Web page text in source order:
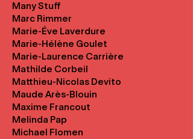
Many Stuff
Marc Rimmer
Marie-Éve Laverdure
Marie-Hélène Goulet
Marie-Laurence Carrière
Mathilde Corbeil
Matthieu-Nicolas Devito
Maude Arès-Blouin
Maxime Francout
Melinda Pap
Michael Flomen